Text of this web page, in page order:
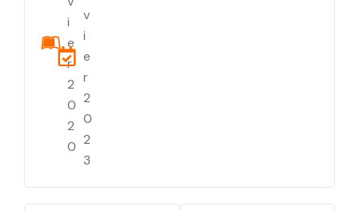
I
E
R
2
0
2
0
V
I
E
R
2
0
2
3